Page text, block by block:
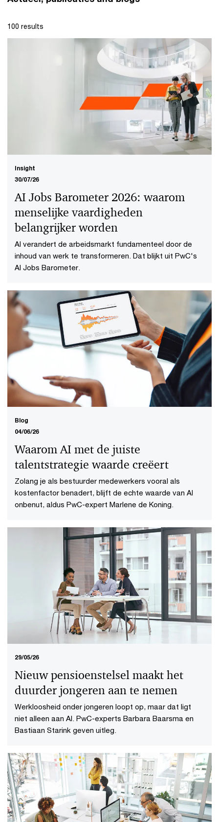
100 results
Insight
30/07/26
AI Jobs Barometer 2026: waarom
menselijke vaardigheden
belangrijker worden
AI verandert de arbeidsmarkt fundamenteel door de
inhoud van werk te transformeren. Dat blijkt uit PwC's
AI Jobs Barometer.
Blog
04/06/26
Waarom AI met de juiste
talentstrategie waarde creëert
Zolang je als bestuurder medewerkers vooral als
kostenfactor benadert, blijft de echte waarde van AI
onbenut, aldus PwC-expert Marlene de Koning.
29/05/26
Nieuw pensioenstelsel maakt het
duurder jongeren aan te nemen
Werkloosheid onder jongeren loopt op, maar dat ligt
niet alleen aan AI. PwC-experts Barbara Baarsma en
Bastiaan Starink geven uitleg.